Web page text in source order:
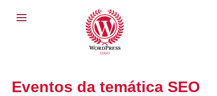
Eventos da temática SEO